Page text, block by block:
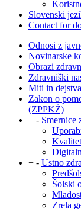
Slovenski
Contact for
Odnosi z
Novinarske
Obrazi
Zdravniški
Miti in
Zakon o
(ZPPKŽ)
+ - Smernice
+ - Ustno
Šolski
Zrela